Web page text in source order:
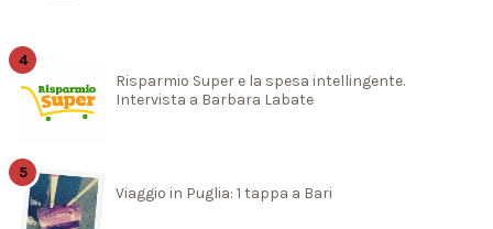
Risparmio Super e la spesa intellingente.
Intervista a Barbara Labate
Viaggio in Puglia: 1 tappa a Bari